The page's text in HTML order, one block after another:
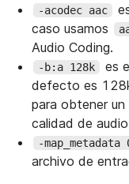
-acodec aac
caso usamos
Audio Coding.
-b:a 128k
es
defecto es
para obtener
calidad de
-map_metadata
archivo de